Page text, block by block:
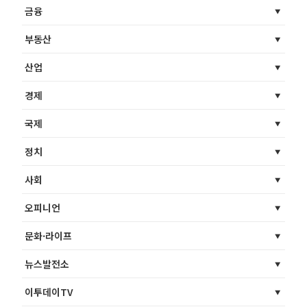
금융
부동산
산업
경제
국제
정치
사회
오피니언
문화·라이프
뉴스발전소
이투데이TV